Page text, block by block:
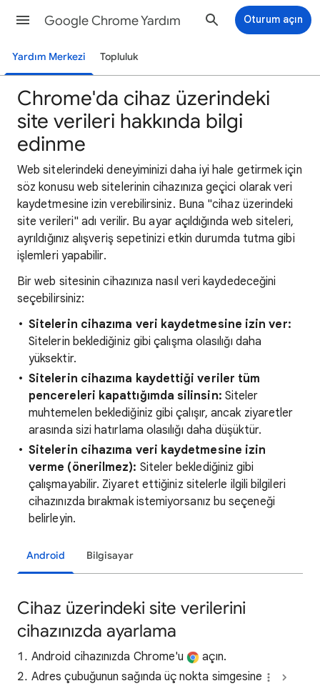
Google Chrome Yardım Oturum açın
Yardım Merkezi Topluluk
Chrome'da cihaz üzerindeki
site verileri hakkında bilgi
edinme
Web sitelerindeki deneyiminizi daha iyi hale getirmek için
söz konusu web sitelerinin cihazınıza geçici olarak veri
kaydetmesine izin verebilirsiniz. Buna "cihaz üzerindeki
site verileri" adı verilir. Bu ayar açıldığında web siteleri,
ayrıldığınız alışveriş sepetinizi etkin durumda tutma gibi
işlemleri yapabilir.
Bir web sitesinin cihazınıza nasıl veri kaydedeceğini
seçebilirsiniz:
Sitelerin cihazıma veri kaydetmesine izin ver:
Sitelerin beklediğiniz gibi çalışma olasılığı daha
yüksektir.
Sitelerin cihazıma kaydettiği veriler tüm
pencereleri kapattığımda silinsin: Siteler
muhtemelen beklediğiniz gibi çalışır, ancak ziyaretler
arasında sizi hatırlama olasılığı daha düşüktür.
Sitelerin cihazıma veri kaydetmesine izin
verme (önerilmez): Siteler beklediğiniz gibi
çalışmayabilir. Ziyaret ettiğiniz sitelerle ilgili bilgileri
cihazınızda bırakmak istemiyorsanız bu seçeneği
belirleyin.
Android Bilgisayar
Cihaz üzerindeki site verilerini
cihazınızda ayarlama
Android cihazınızda Chrome'u
açın.
Adres çubuğunun sağında üç nokta simgesine